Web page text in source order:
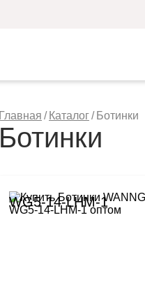
Главная / Каталог/ Ботинки
Ботинки
WG5-14-LHM-1